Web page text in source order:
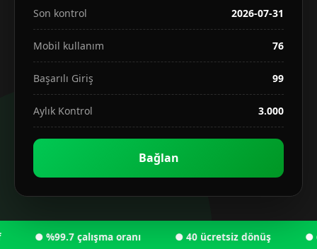
Son kontrol 2026-07-31
Mobil kullanım 76
Başarılı Giriş 99
Aylık Kontrol 3.000
Bağlan
● %99.7 çalışma oranı ● 40 ücretsiz dönüş ●